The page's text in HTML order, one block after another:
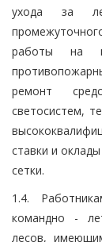
ухода за
работы на
ремонт
светосистем,
ставки и
сетки.
1.4.
командно -
лесов,